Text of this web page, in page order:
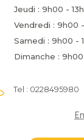
Jeudi : 9h00 -
Vendredi : 9h00
Samedi : 9h00 -
Dimanche : 9h00
Tel : 0228495980